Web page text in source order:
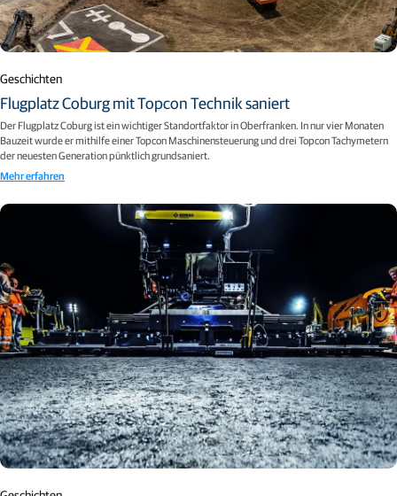
Geschichten
Flugplatz Coburg mit Topcon Technik saniert
Der Flugplatz Coburg ist ein wichtiger Standortfaktor in Oberfranken. In nur vier Monaten
Bauzeit wurde er mithilfe einer Topcon Maschinensteuerung und drei Topcon Tachymetern
der neuesten Generation pünktlich grundsaniert.
Mehr erfahren